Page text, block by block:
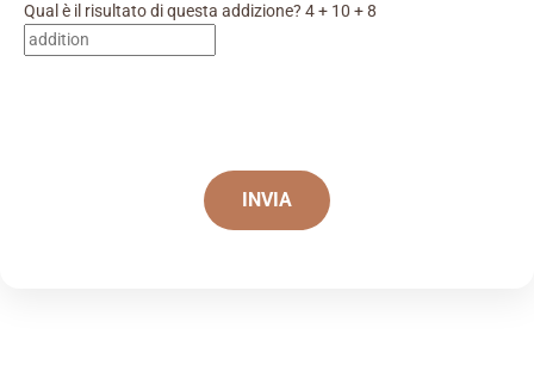
Qual è il risultato di questa addizione? 4 + 10 + 8